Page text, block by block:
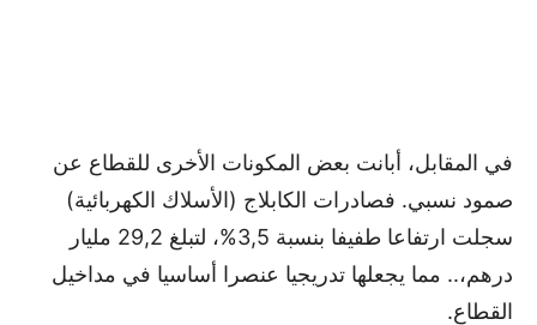
في المقابل، أبانت بعض المكونات الأخرى للقطاع عن
صمود نسبي. فصادرات الكابلاج (الأسلاك الكهربائية)
سجلت ارتفاعا طفيفا بنسبة 3,5%، لتبلغ 29,2 مليار
درهم،.. مما يجعلها تدريجيا عنصرا أساسيا في مداخيل
القطاع.